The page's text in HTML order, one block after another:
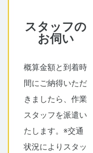
スタッフの
お伺い
概算金額と到着時
間にご納得いただ
きましたら、作業
スタッフを派遣い
たします。※交通
状況によりスタッ